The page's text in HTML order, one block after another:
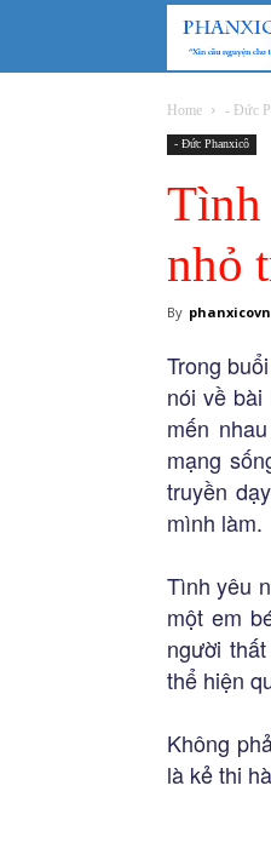
Home - Đức
- Đức Phanxicô
Tình
nhỏ
By phanxicovn
Trong
nói về bài
mến
mạng
truyền
mình làm.
Tình yêu
một em
người
thể hiện
Không
là kẻ thi